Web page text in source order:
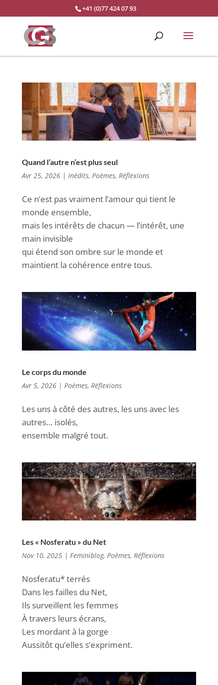
+41 (0)77 424 07 93
Quand l’autre n’est plus seul
Avr 25, 2026| Inédits, Poèmes, Réflexions
Ce n’est pas vraiment l’amour qui tient le
monde ensemble,
mais les intérêts de chacun — l’intérêt, une
main invisible
qui étend son ombre sur le monde et
maintient la cohérence entre tous.
Le corps du monde
Avr 5, 2026| Poèmes, Réflexions
Les uns à côté des autres, les uns avec les
autres… isolés,
ensemble malgré tout.
Les « Nosferatu » du Net
Nov 10, 2025| Feminiblog, Poèmes, Réflexions
Nosferatu* terrés
Dans les failles du Net,
Ils surveillent les femmes
À travers leurs écrans,
Les mordant à la gorge
Aussitôt qu’elles s’expriment.